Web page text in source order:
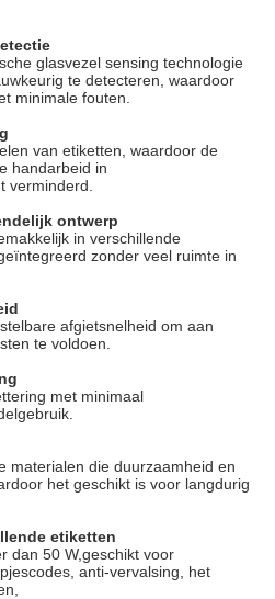
glasvezel sensing technologie
te detecteren, waardoor
minimale fouten.
van etiketten, waardoor de
handarbeid in
verminderd.
ontwerp
in verschillende
zonder veel ruimte in
afgietsnelheid om aan
te voldoen.
met minimaal
materialen die duurzaamheid en
het geschikt is voor langdurig
etiketten
dan 50 W,geschikt voor
anti-vervalsing, het